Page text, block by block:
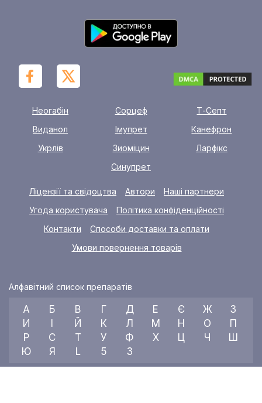
Неогабін Сорцеф
Т-Септ
Виданол
Імупрет
Канефрон
Укрлів
Зиоміцин
Ларфікс
Синупрет
Ліцензії та свідоцтва Автори
Наші партнери
Угода користувача
Політика конфіденційності
Контакти
Способи доставки та оплати
Умови повернення товарів
Алфавітний список препаратів
А Б В Г Д Е Є Ж
З
И
Й К Л М Н О
П
Р
С Т У Ф Х Ц Ч
Ш
Ю
Я L 5 3